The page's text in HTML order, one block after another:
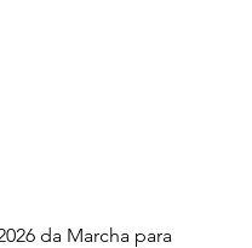
da Marcha para